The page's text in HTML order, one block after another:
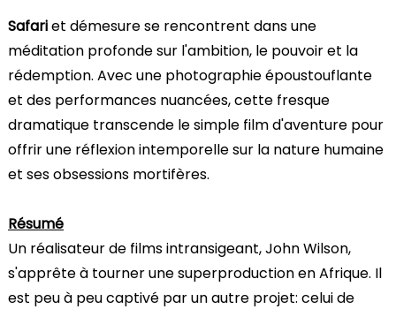
Safariet démesure se rencontrent dans une
méditation profonde sur l'ambition, le pouvoir et la
rédemption. Avec une photographie époustouflante
et des performances nuancées, cette fresque
dramatique transcende le simple film d'aventure pour
offrir une réflexion intemporelle sur la nature humaine
et ses obsessions mortifères.
Résumé
Un réalisateur de films intransigeant, John Wilson,
s'apprête à tourner une superproduction en Afrique. Il
est peu à peu captivé par un autre projet: celui de